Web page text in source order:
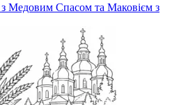
з Медовим Спасом та Маковієм з